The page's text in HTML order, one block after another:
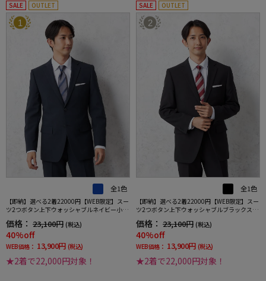
SALE OUTLET
1
全1色
【即納】選べる2着22000円【WEB限定】スー
ツ2つボタン上下ウォッシャブルネイビー小柄
3シーズン対応
価格： 23,100円 (税込)
40%off
WEB価格： 13,900円 (税込)
★2着で22,000円対象！
SALE OUTLET
2
全1色
【即納】選べる2着22000円【WEB限定】スー
ツ2つボタン上下ウォッシャブルブラックスト
ライプ3シーズン対応
価格： 23,100円 (税込)
40%off
WEB価格： 13,900円 (税込)
★2着で22,000円対象！